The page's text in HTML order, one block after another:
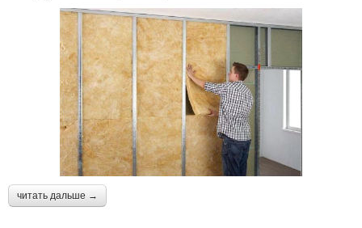
читать дальше →